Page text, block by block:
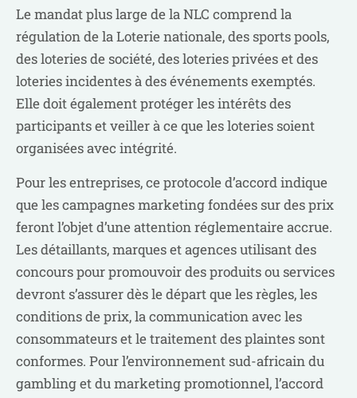
Le mandat plus large de la NLC comprend la
régulation de la Loterie nationale, des sports pools,
des loteries de société, des loteries privées et des
loteries incidentes à des événements exemptés.
Elle doit également protéger les intérêts des
participants et veiller à ce que les loteries soient
organisées avec intégrité.
Pour les entreprises, ce protocole d’accord indique
que les campagnes marketing fondées sur des prix
feront l’objet d’une attention réglementaire accrue.
Les détaillants, marques et agences utilisant des
concours pour promouvoir des produits ou services
devront s’assurer dès le départ que les règles, les
conditions de prix, la communication avec les
consommateurs et le traitement des plaintes sont
conformes. Pour l’environnement sud-africain du
gambling et du marketing promotionnel, l’accord